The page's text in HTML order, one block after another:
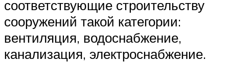
соответствующие строительству
сооружений такой категории:
вентиляция, водоснабжение,
канализация, электроснабжение.